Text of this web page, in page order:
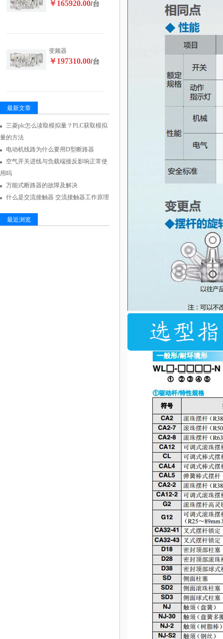
￥165920.00/台
变频器
￥197310.00/台
最新文章
三菱plc怎么读取模拟量？PLC获取模拟
量的方法
电动机线路为什么要用D型断路器
空气开关进线与负载端接反影响正常使
用吗
万能式断路器的故障及解决
什么是交流接触器 交流接触器工作原理
最近浏览